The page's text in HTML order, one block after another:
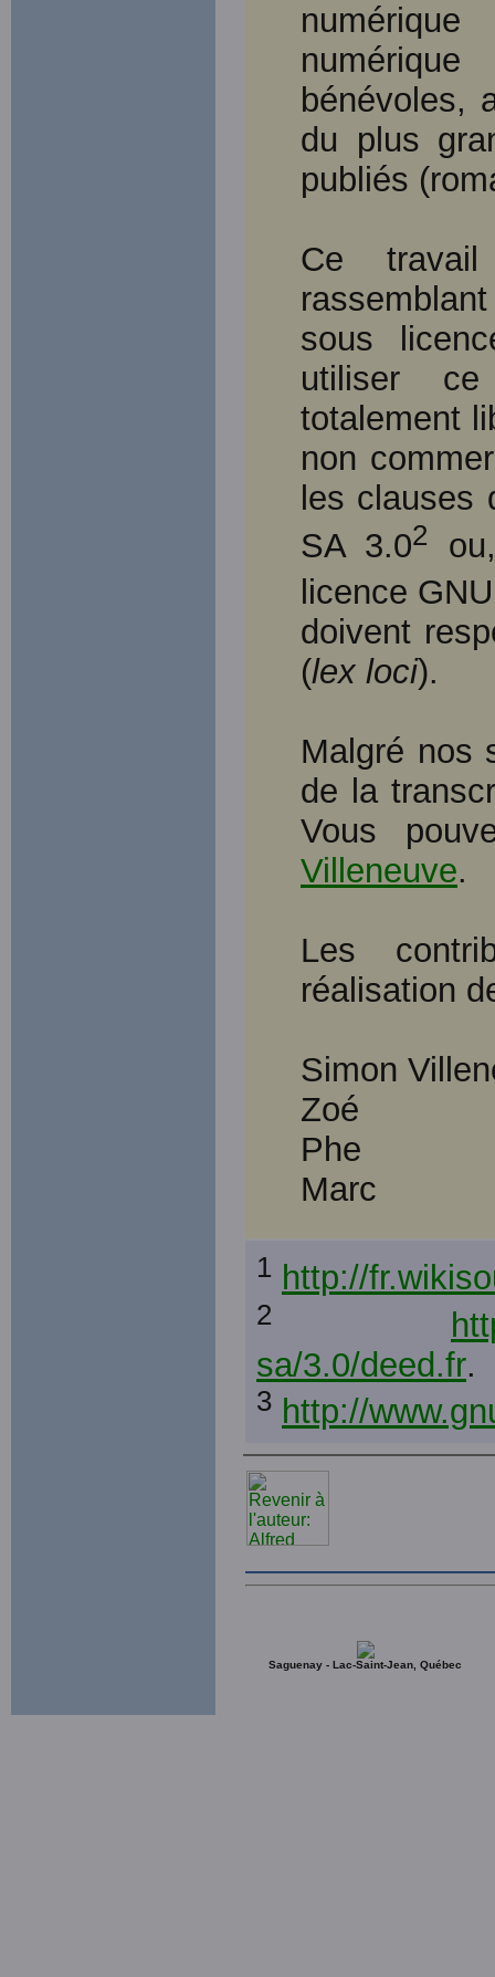
numérique
bénévoles,
du plus
publiés
Ce
sous
utiliser
totalement
non
les clauses
SA 3.02
licence
doivent
(lex loci).
Malgré nos
de la
Vous
Villeneuve.
Les
réalisation
Simon
Zoé
Phe
Marc
1 http://
2
sa/3.0/deed.fr.
3 http://
Saguenay - Lac-Saint-Jean, Québec